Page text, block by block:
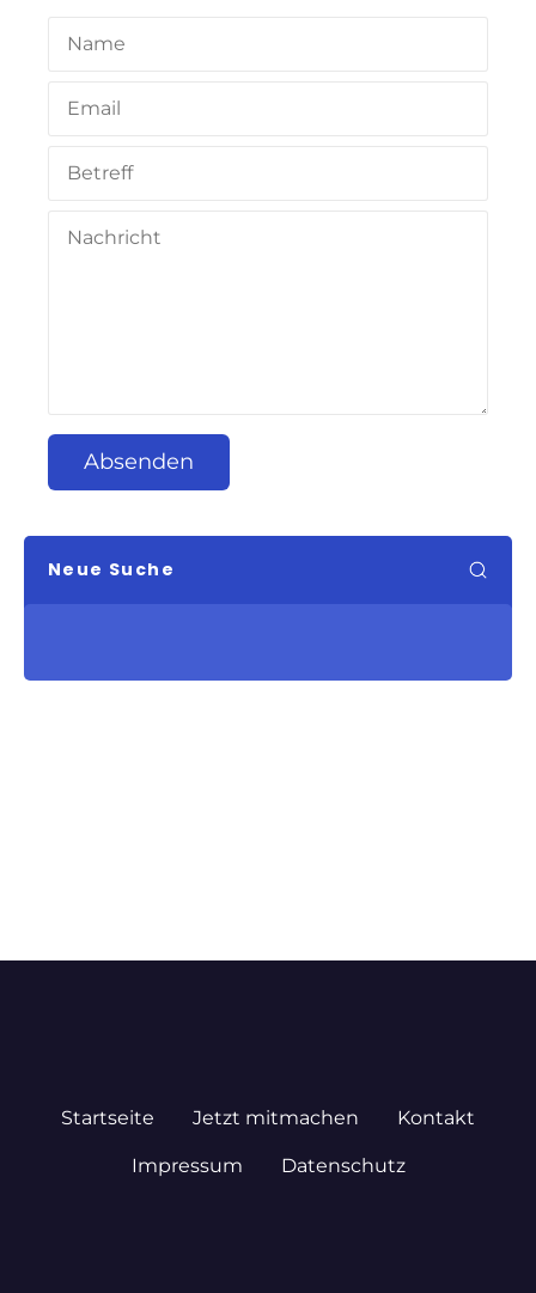
Absenden
Neue Suche
Startseite Jetzt mitmachen Kontakt
Impressum Datenschutz